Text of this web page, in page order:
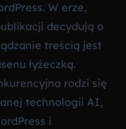
W erze,
decydują o
treścią jest
łyżeczką.
rodzi się
technologii AI,
i